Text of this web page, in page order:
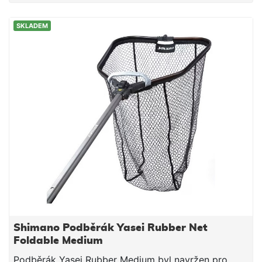
SKLADEM
Shimano Podběrák Yasei Rubber Net
Foldable Medium